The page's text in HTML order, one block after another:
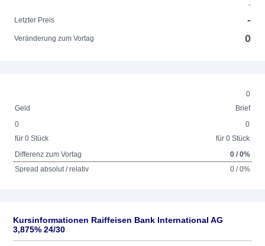
-
Letzter Preis
-
Veränderung zum Vortag 0
0
Geld
Brief
0
für 0 Stück
0
für 0 Stück
Differenz zum Vortag
0 / 0%
Spread absolut / relativ
0 / 0%
Kursinformationen Raiffeisen Bank International AG
3,875% 24/30